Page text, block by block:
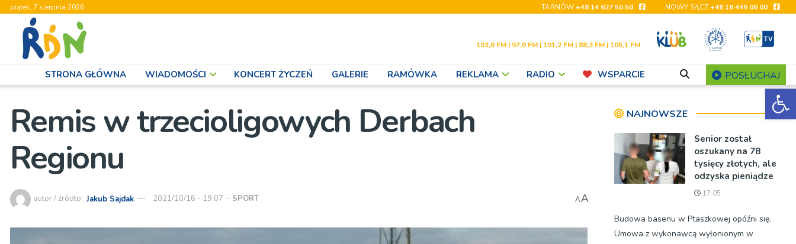
piątek, 7 sierpnia 2026 TARNÓW+48 14 627 50 50 NOWY SĄCZ+48 18 449 06 00
103,6 FM | 97,0 FM | 101,2 FM | 88,3 FM | 105,1 FM
STRONA GŁÓWNA WIADOMOŚCI KONCERT ŻYCZEŃ GALERIE RAMÓWKA REKLAMA RADIO WSPARCIE POSŁUCHAJ
Remis w trzecioligowych Derbach
Regionu
autor / źródło: Jakub Sajdak 2021/10/16 - 19:07 - SPORT AA
NAJNOWSZE
Senior został
oszukany na 78
tysięcy złotych, ale
odzyska pieniądze
17:05
Budowa basenu w Ptaszkowej opóźni się.
Umowa z wykonawcą wyłonionym w